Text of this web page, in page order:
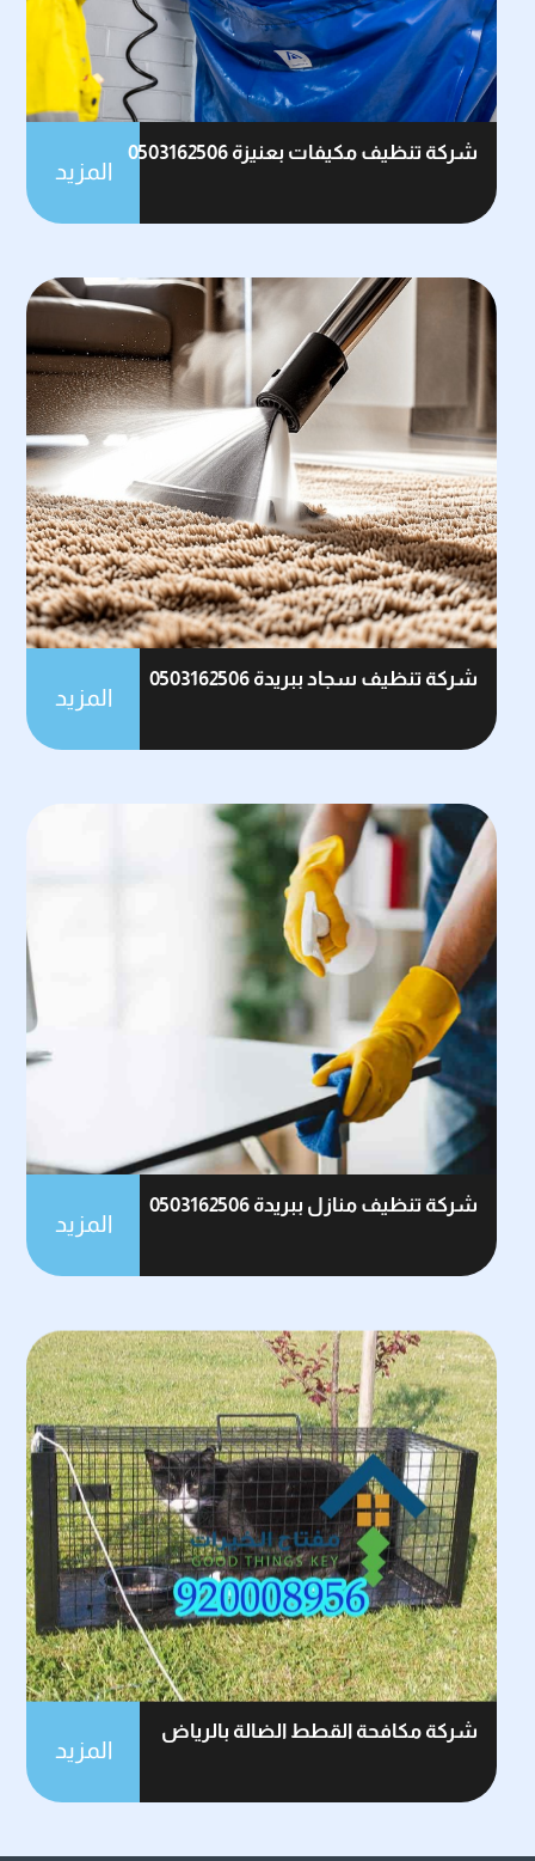
شركة تنظيف مكيفات بعنيزة 0503162506
المزيد
شركة تنظيف سجاد ببريدة 0503162506
المزيد
شركة تنظيف منازل ببريدة 0503162506
المزيد
شركة مكافحة القطط الضالة بالرياض
المزيد